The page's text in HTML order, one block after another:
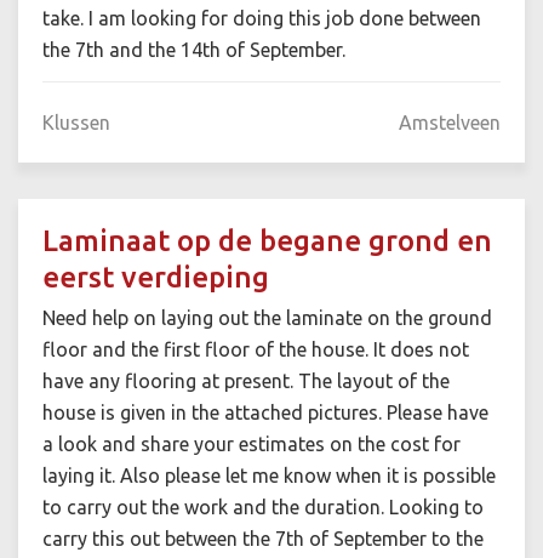
take. I am looking for doing this job done between
the 7th and the 14th of September.
Klussen Amstelveen
Laminaat op de begane grond en
eerst verdieping
Need help on laying out the laminate on the ground
floor and the first floor of the house. It does not
have any flooring at present. The layout of the
house is given in the attached pictures. Please have
a look and share your estimates on the cost for
laying it. Also please let me know when it is possible
to carry out the work and the duration. Looking to
carry this out between the 7th of September to the